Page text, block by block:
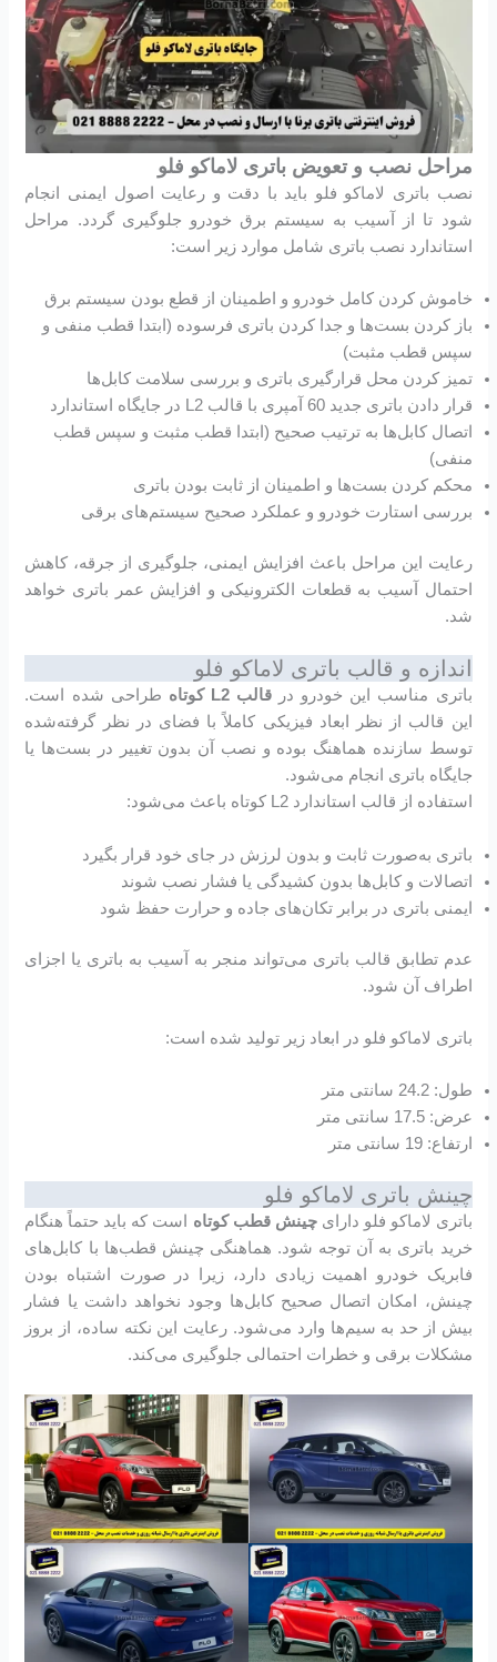
مراحل نصب و تعویض باتری لاماکو فلو
نصب باتری لاماکو فلو باید با دقت و رعایت اصول ایمنی انجام
شود تا از آسیب به سیستم برق خودرو جلوگیری گردد. مراحل
استاندارد نصب باتری شامل موارد زیر است:
خاموش کردن کامل خودرو و اطمینان از قطع بودن سیستم برق
باز کردن بست‌ها و جدا کردن باتری فرسوده (ابتدا قطب منفی و
سپس قطب مثبت)
تمیز کردن محل قرارگیری باتری و بررسی سلامت کابل‌ها
قرار دادن باتری جدید 60 آمپری با قالب L2 در جایگاه استاندارد
اتصال کابل‌ها به ترتیب صحیح (ابتدا قطب مثبت و سپس قطب
منفی)
محکم کردن بست‌ها و اطمینان از ثابت بودن باتری
بررسی استارت خودرو و عملکرد صحیح سیستم‌های برقی
رعایت این مراحل باعث افزایش ایمنی، جلوگیری از جرقه، کاهش
احتمال آسیب به قطعات الکترونیکی و افزایش عمر باتری خواهد
شد.
اندازه و قالب باتری لاماکو فلو
باتری مناسب این خودرو در قالب L2 کوتاه
طراحی شده است.
این قالب از نظر ابعاد فیزیکی کاملاً با فضای در نظر گرفته‌شده
توسط سازنده هماهنگ بوده و نصب آن بدون تغییر در بست‌ها یا
جایگاه باتری انجام می‌شود.
استفاده از قالب استاندارد L2 کوتاه باعث می‌شود:
باتری به‌صورت ثابت و بدون لرزش در جای خود قرار بگیرد
اتصالات و کابل‌ها بدون کشیدگی یا فشار نصب شوند
ایمنی باتری در برابر تکان‌های جاده و حرارت حفظ شود
عدم تطابق قالب باتری می‌تواند منجر به آسیب به باتری یا اجزای
اطراف آن شود.
باتری لاماکو فلو در ابعاد زیر تولید شده است:
طول: 24.2 سانتی متر
عرض: 17.5 سانتی متر
ارتفاع: 19 سانتی متر
چینش باتری لاماکو فلو
باتری لاماکو فلو دارایچینش قطب کوتاه است که باید حتماً هنگام
خرید باتری به آن توجه شود. هماهنگی چینش قطب‌ها با کابل‌های
فابریک خودرو اهمیت زیادی دارد، زیرا در صورت اشتباه بودن
چینش، امکان اتصال صحیح کابل‌ها وجود نخواهد داشت یا فشار
بیش از حد به سیم‌ها وارد می‌شود. رعایت این نکته ساده، از بروز
مشکلات برقی و خطرات احتمالی جلوگیری می‌کند.